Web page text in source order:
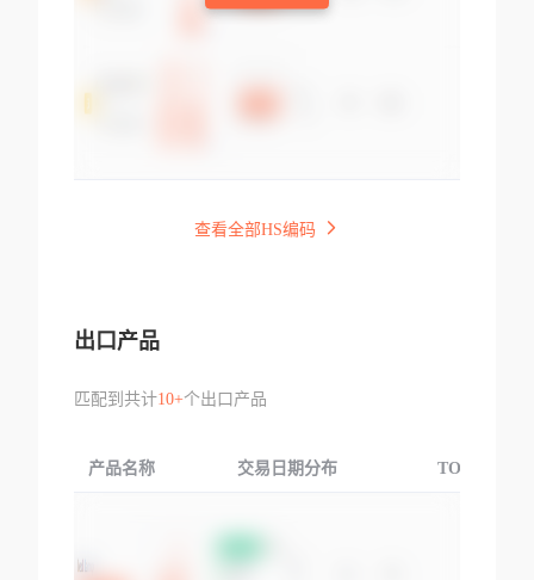
查看全部HS编码
出口产品
匹配到共计10+个出口产品
产品名称 交易日期分布 TOP3交易国